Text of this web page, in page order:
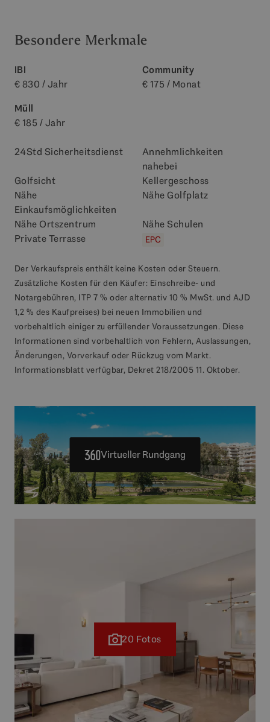
Besondere Merkmale
IBI
€ 830 / Jahr
Community
€ 175 / Monat
Müll
€ 185 / Jahr
24Std Sicherheitsdienst
Annehmlichkeiten
nahebei
Golfsicht
Kellergeschoss
Nähe
Einkaufsmöglichkeiten
Nähe Golfplatz
Nähe Ortszentrum
Nähe Schulen
Private Terrasse
EPC
Der Verkaufspreis enthält keine Kosten oder Steuern.
Zusätzliche Kosten für den Käufer: Einschreibe- und
Notargebühren, ITP 7 % oder alternativ 10 % MwSt. und AJD
1,2 % des Kaufpreises) bei neuen Immobilien und
vorbehaltlich einiger zu erfüllender Voraussetzungen. Diese
Informationen sind vorbehaltlich von Fehlern, Auslassungen,
Änderungen, Vorverkauf oder Rückzug vom Markt.
Informationsblatt verfügbar, Dekret 218/2005 11. Oktober.
Virtueller Rundgang
20 Fotos